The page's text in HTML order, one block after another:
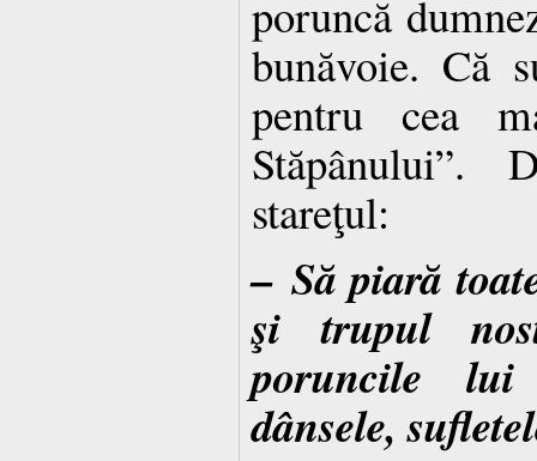
poruncă
bunăvoie. Că
pentru cea
stareţul:
– Să piară
şi trupul
poruncile
dânsele,